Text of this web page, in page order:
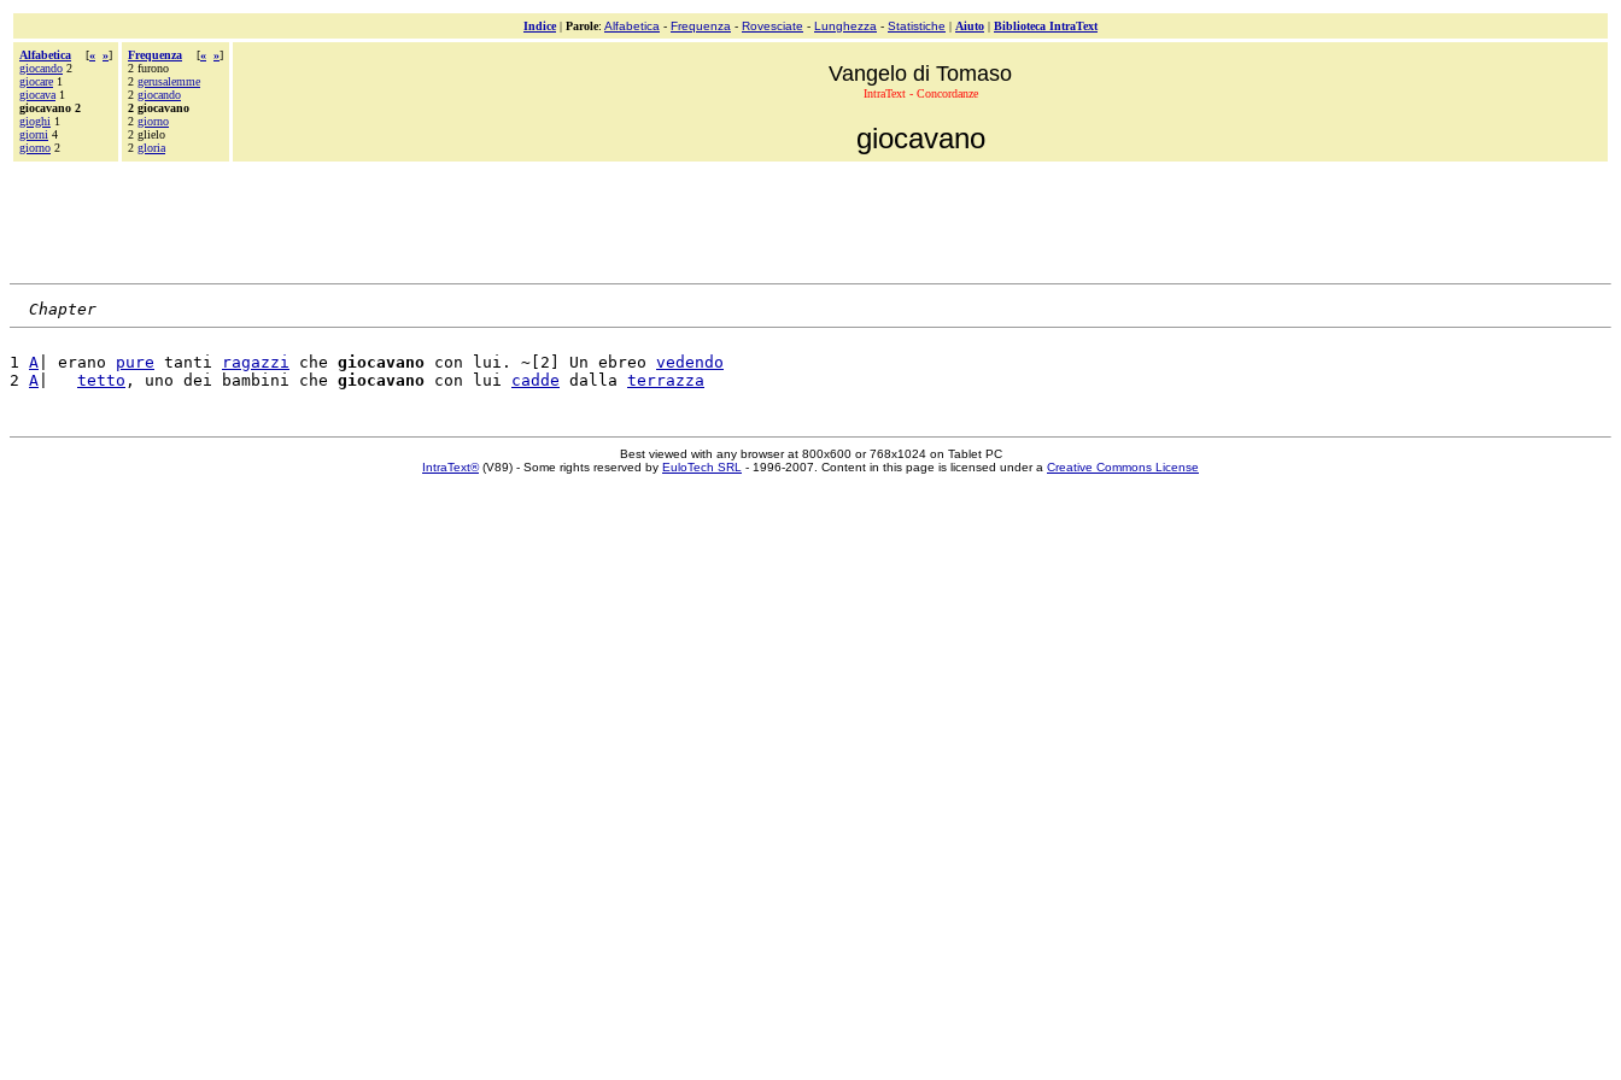
Indice| Parole: Alfabetica - Frequenza - Rovesciate - Lunghezza - Statistiche | Aiuto | Biblioteca IntraText
Alfabetica [« »]
giocando 2
giocare 1
giocava 1
giocavano 2
gioghi 1
giorni 4
giorno 2
Frequenza [« »]
2 furono
2 gerusalemme
2 giocando
2 giocavano
2 giorno
2 glielo
2 gloria
Vangelo di Tomaso
IntraText - Concordanze
giocavano
Chapter
1 A | erano pure tanti ragazzi che giocavano con lui. ~[2] Un ebreo vedendo
2 A tetto , uno dei bambini che giocavano con lui cadde dalla terrazza
Best viewed with any browser at 800x600 or 768x1024 on Tablet PC
IntraText®(V89) - Some rights reserved by EuloTech SRL - 1996-2007. Content in this page is licensed under a Creative Commons License